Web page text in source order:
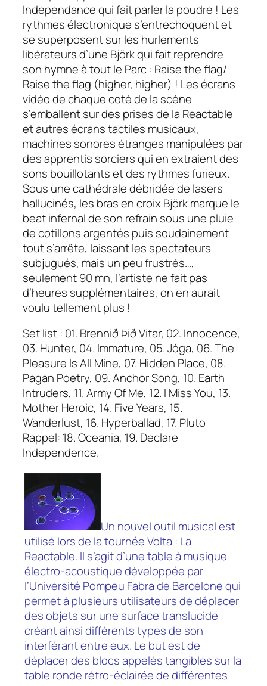
Independancequi fait parler la poudre ! Les
rythmes électronique s’entrechoquent et
se superposent sur les hurlements
libérateurs d’une Björk qui fait reprendre
son hymne à tout le Parc : Raise the flag/
Raise the flag (higher, higher) ! Les écrans
vidéo de chaque coté de la scène
s’emballent sur des prises de la Reactable
et autres écrans tactiles musicaux,
machines sonores étranges manipulées par
des apprentis sorciers qui en extraient des
sons bouillotants et des rythmes furieux.
Sous une cathédrale débridée de lasers
hallucinés, les bras en croix Björk marque le
beat infernal de son refrain sous une pluie
de cotillons argentés puis soudainement
tout s’arrête, laissant les spectateurs
subjugués, mais un peu frustrés…,
seulement 90 mn, l’artiste ne fait pas
d’heures supplémentaires, on en aurait
voulu tellement plus !
Set list : 01. Brennið Þið Vitar, 02. Innocence,
03. Hunter, 04. Immature, 05. Jóga, 06. The
Pleasure Is All Mine, 07. Hidden Place, 08.
Pagan Poetry, 09. Anchor Song, 10. Earth
Intruders, 11. Army Of Me, 12. I Miss You, 13.
Mother Heroic, 14. Five Years, 15.
Wanderlust, 16. Hyperballad, 17. Pluto
Rappel: 18. Oceania, 19. Declare
Independence.
Un nouvel outil musical est
utilisé lors de la tournée Volta : La
Reactable. Il s’agit d’une table à musique
électro-acoustique développée par
l’Université Pompeu Fabra de Barcelone qui
permet à plusieurs utilisateurs de déplacer
des objets sur une surface translucide
créant ainsi différents types de son
interférant entre eux. Le but est de
déplacer des blocs appelés tangibles sur la
table ronde rétro-éclairée de différentes